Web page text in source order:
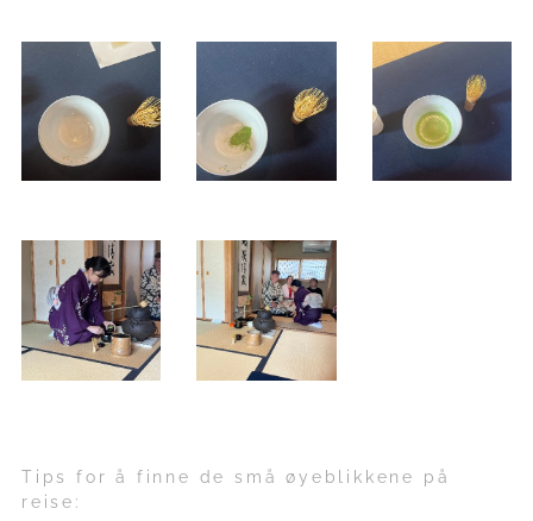
Tips for å finne de små øyeblikkene på
reise: